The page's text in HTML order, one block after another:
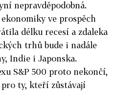
nepravděpodobná.
ve prospěch
délku recesí a zdaleka
trhů bude i nadále
Indie i Japonska.
S&P 500 proto nekončí,
pro ty, kteří zůstávají